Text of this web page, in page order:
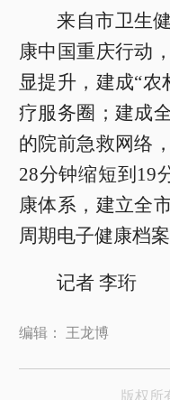
来自市卫生健
康中国重庆行动
显提升，建成“农
疗服务圈；建成
的院前急救网络
28分钟缩短到19
康体系，建立全
周期电子健康档案
记者 李珩
编辑： 王龙博
版权所